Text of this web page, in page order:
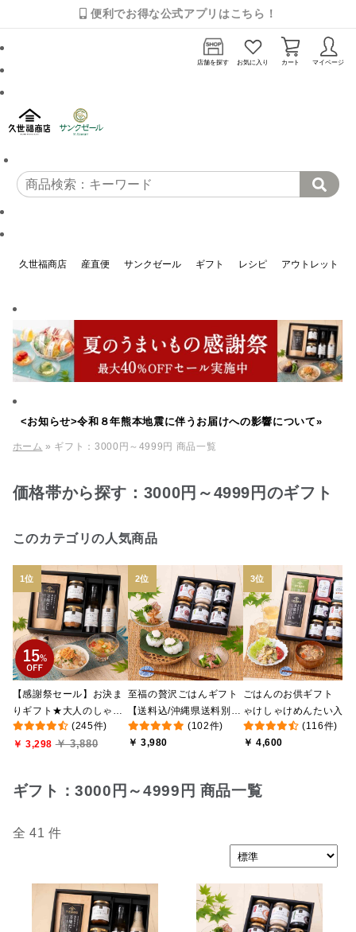
便利でお得な公式アプリはこちら！
店舗を探す お気に入り カート マイページ
久世福商店 産直便 サンクゼール ギフト レシピ アウトレット
<お知らせ>令和８年熊本地震に伴うお届けへの影響について»
ホーム » ギフト：3000円～4999円 商品一覧
価格帯から探す：3000円～4999円のギフト
このカテゴリの人気商品
【感謝祭セール】お決ま
りギフト★大人のしゃけ
しゃけめんたい入り【送
料込/沖縄県送料別途】
(245件)
￥ 3,298 ￥ 3,880
至福の贅沢ごはんギフト
【送料込/沖縄県送料別
途】【化粧箱包装付/オン
ライン限定】
(102件)
￥ 3,980
ごはんのお供ギフト し
ゃけしゃけめんたい入り
【送料込/沖縄県送料別
途】【化粧箱包装付/オン
(116件)
￥ 4,600
ギフト：3000円～4999円 商品一覧
全 41 件